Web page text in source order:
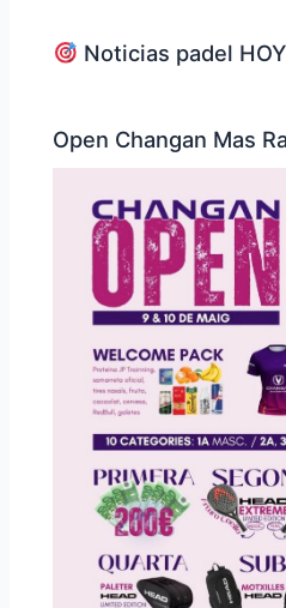
Noticias padel
Open Changan Mas